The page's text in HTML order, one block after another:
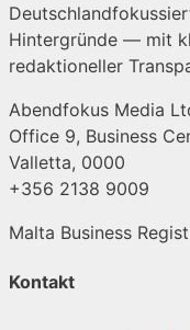
Hintergründe — mit
redaktioneller
Abendfokus Media
Office 9, Business
Valletta, 0000
+356 2138 9009
Malta Business
Kontakt